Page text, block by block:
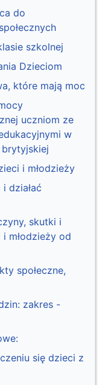
do
szkolnej
Dzieciom
które mają moc
uczniom ze
w
i młodzieży
działać
skutki i
młodzieży od
społeczne,
zakres -
się dzieci z